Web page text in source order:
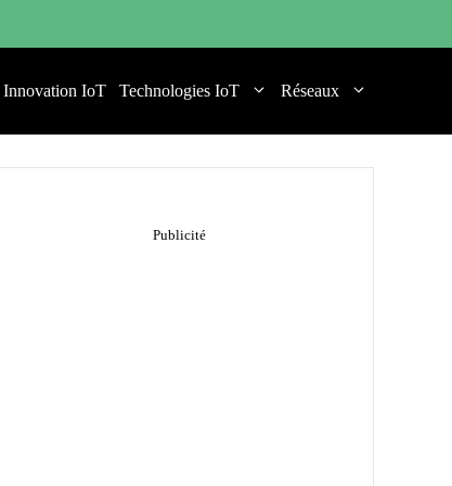
Innovation IoT Technologies IoT Réseaux